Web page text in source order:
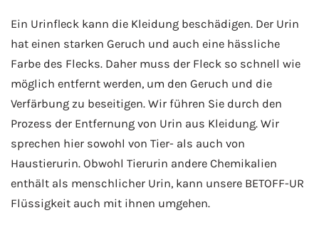
für
1
l
=
4,80
euro)
(versandkostenfrei)
Menge
Ein Urinfleck kann die Kleidung beschädigen. Der Urin
hat einen starken Geruch und auch eine hässliche
Farbe des Flecks. Daher muss der Fleck so schnell wie
möglich entfernt werden, um den Geruch und die
Verfärbung zu beseitigen. Wir führen Sie durch den
Prozess der Entfernung von Urin aus Kleidung. Wir
sprechen hier sowohl von Tier- als auch von
Haustierurin. Obwohl Tierurin andere Chemikalien
enthält als menschlicher Urin, kann unsere BETOFF-UR
Flüssigkeit auch mit ihnen umgehen.